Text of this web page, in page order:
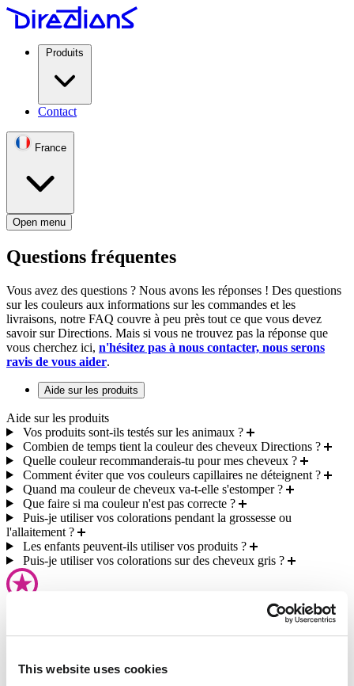
This website uses cookies
Produits
Contact
France
Open menu
Questions fréquentes
Vous avez des questions ? Nous avons les réponses ! Des questions
sur les couleurs aux informations sur les commandes et les
livraisons, notre FAQ couvre à peu près tout ce que vous devez
savoir sur Directions. Mais si vous ne trouvez pas la réponse que
vous cherchez ici, n'hésitez pas à nous contacter, nous serons
ravis de vous aider.
Aide sur les produits
Aide sur les produits
Vos produits sont-ils testés sur les animaux ?
Combien de temps tient la couleur des cheveux Directions ?
Quelle couleur recommanderais-tu pour mes cheveux ?
Comment éviter que vos couleurs capillaires ne déteignent ?
Quand ma couleur de cheveux va-t-elle s'estomper ?
Que faire si ma couleur n'est pas correcte ?
Puis-je utiliser vos colorations pendant la grossesse ou
l'allaitement ?
Les enfants peuvent-ils utiliser vos produits ?
Puis-je utiliser vos colorations sur des cheveux gris ?